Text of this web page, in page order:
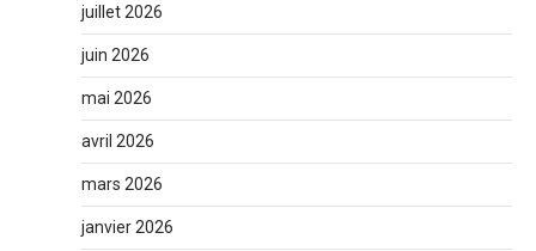
juillet 2026
juin 2026
mai 2026
avril 2026
mars 2026
janvier 2026